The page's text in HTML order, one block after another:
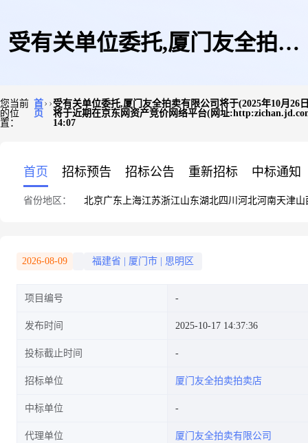
受有关单位委托,厦门友全拍卖
有限公司将于(2025年10月26日
12:00——2025年10月27日
12:00)在京东资产交易平台上进
行一批物资公开拍卖活动。竞买
您当前
的位
置：
首
页
受有关单位委托,厦门友全拍卖有限公司将于(2025年10月
将于近期在京东网资产竞价网络平台(网址
14:07
首页 招标预告 招标公告 重新招标 中标通知
省份地区： 北京广东 上海江苏浙江山东湖北四川 河北河南天津山
2026-08-09 福建省 厦门市 思明区
项目编号
发布时间 2025-10-17 14:37:36
投标截止时间
招标单位 厦门友全拍卖拍卖店
中标单位
代理单位 厦门友全拍卖有限公司